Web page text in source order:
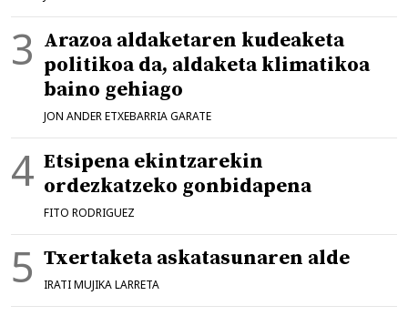
Arazoa aldaketaren kudeaketa
politikoa da, aldaketa klimatikoa
baino gehiago
JON ANDER ETXEBARRIA GARATE
Etsipena ekintzarekin
ordezkatzeko gonbidapena
FITO RODRIGUEZ
Txertaketa askatasunaren alde
IRATI MUJIKA LARRETA